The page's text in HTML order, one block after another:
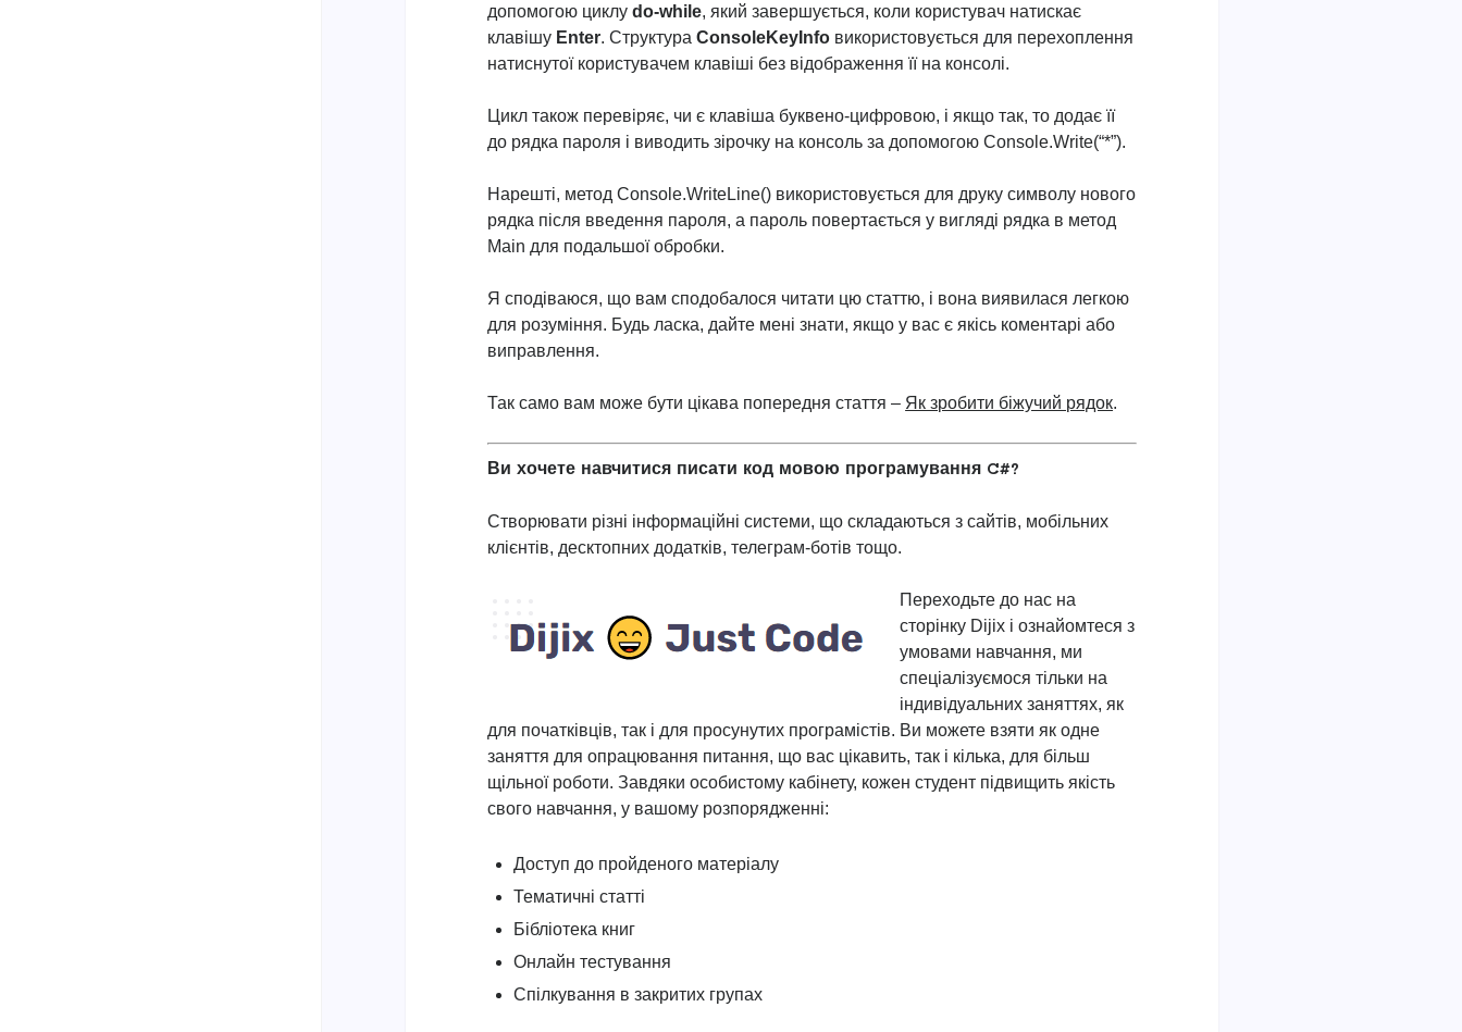
допомогою циклу do-while, який завершується, коли користувач натискає
клавішу Enter. СтруктураConsoleKeyInfo використовується для перехоплення
натиснутої користувачем клавіші без відображення її на консолі.
Цикл також перевіряє, чи є клавіша буквено-цифровою, і якщо так, то додає її
до рядка пароля і виводить зірочку на консоль за допомогою Console.Write(“*”).
Нарешті, метод Console.WriteLine() використовується для друку символу нового
рядка після введення пароля, а пароль повертається у вигляді рядка в метод
Main для подальшої обробки.
Я сподіваюся, що вам сподобалося читати цю статтю, і вона виявилася легкою
для розуміння. Будь ласка, дайте мені знати, якщо у вас є якісь коментарі або
виправлення.
Так само вам може бути цікава попередня стаття – Як зробити біжучий рядок.
Ви хочете навчитися писати код мовою програмування C#?
Створювати різні інформаційні системи, що складаються з сайтів, мобільних
клієнтів, десктопних додатків, телеграм-ботів тощо.
Переходьте до нас на
сторінку Dijix і ознайомтеся з
умовами навчання, ми
спеціалізуємося тільки на
індивідуальних заняттях, як
для початківців, так і для просунутих програмістів. Ви можете взяти як одне
заняття для опрацювання питання, що вас цікавить, так і кілька, для більш
щільної роботи. Завдяки особистому кабінету, кожен студент підвищить якість
свого навчання, у вашому розпорядженні:
Доступ до пройденого матеріалу
Тематичні статті
Бібліотека книг
Онлайн тестування
Спілкування в закритих групах